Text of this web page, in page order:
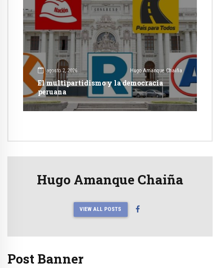
agosto 2, 2026 Hugo Amanque Chaiña
El multipartidismo y la democracia
peruana
Hugo Amanque Chaiña
VIEW ALL POSTS
Post Banner